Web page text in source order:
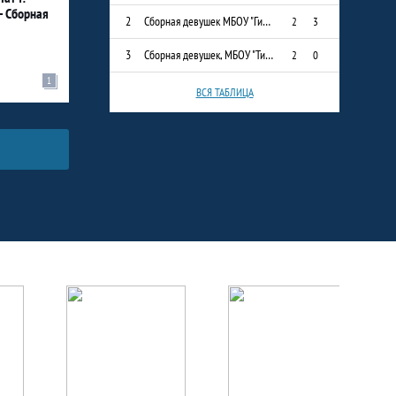
1
2 Сборная девушек МБОУ "Гимназия им. Наби Даули" 2 3
3 Сборная девушек, МБОУ "Тимершикская СОШ" 2 0
ВСЯ ТАБЛИЦА